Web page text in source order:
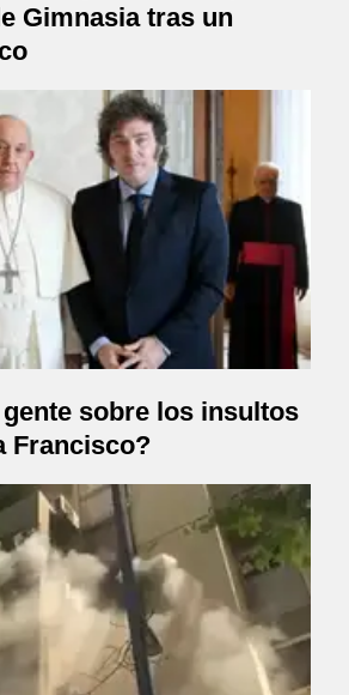
Gimnasia tras un
sobre los insultos
Francisco?